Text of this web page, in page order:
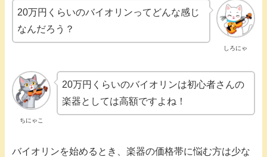
しろにゃ
20万円くらいのバイオリンってどんな感じ
なんだろう？
ちにゃこ
20万円くらいのバイオリンは初心者さんの
楽器としては高額ですよね！
バイオリンを始めるとき、楽器の価格帯に悩む方は少な